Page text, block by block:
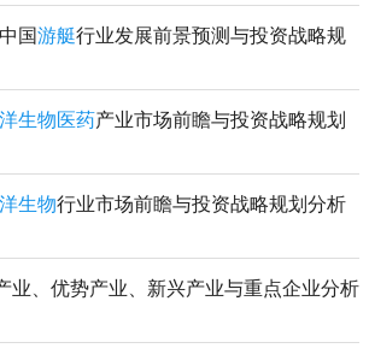
国游艇行业发展前景预测与投资战略规
生物医药产业市场前瞻与投资战略规划
生物行业市场前瞻与投资战略规划分析
业、优势产业、新兴产业与重点企业分析